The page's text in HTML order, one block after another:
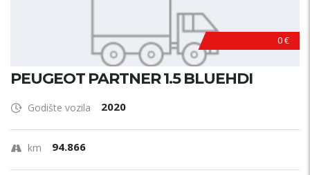
0 €
PEUGEOT PARTNER 1.5 BLUEHDI
Godište vozila 2020
km 94.866